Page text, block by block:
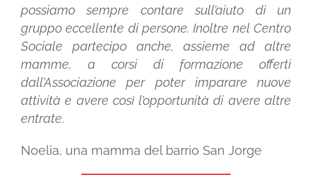
possiamo sempre contare sull’aiuto di un
gruppo eccellente di persone. Inoltre nel Centro
Sociale partecipo anche, assieme ad altre
mamme, a corsi di formazione offerti
dall’Associazione per poter imparare nuove
attività e avere così l’opportunità di avere altre
entrate.
Noelia, una mamma del barrio San Jorge